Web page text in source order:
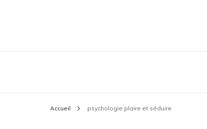
Plaire & Séduire
Accueil psychologie plaire et séduire